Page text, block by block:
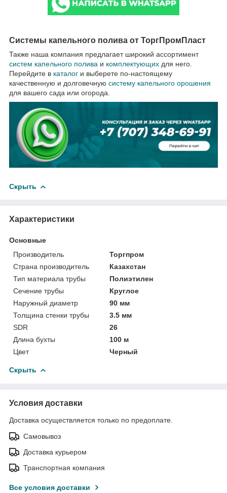
Системы капельного полива от ТоргПромПласт
Также наша компания предлагает широкий ассортимент
систем капельного полива и комплектующих для него.
Перейдите в каталог и выберете по-настоящему
качественную и долговечную систему капельного орошения
для вашего сада или огорода.
Скрыть
Характеристики
Основные
Производитель
Торгпром
Страна производитель
Казахстан
Тип материала трубы
Полиэтилен
Сечение трубы
Круглое
Наружный диаметр
90 мм
Толщина стенки трубы
3.5 мм
SDR
26
Длина бухты
100 м
Цвет
Черный
Скрыть
Условия доставки
Доставка осуществляется только по предоплате.
Самовывоз
Доставка курьером
Транспортная компания
Все условия доставки